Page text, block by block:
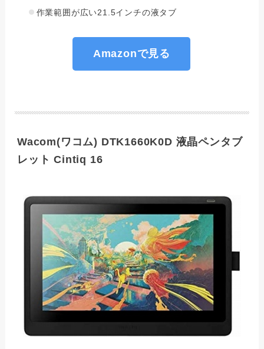
作業範囲が広い21.5インチの液タブ
Amazonで見る
Wacom(ワコム) DTK1660K0D 液晶ペンタブ
レット Cintiq 16